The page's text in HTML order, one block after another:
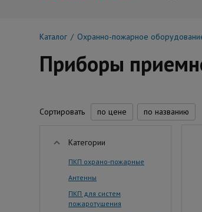
Каталог Охранно-пожарное
Приборы
Сортировать по цене по названию
Категории
ПКП охрано-пожарные
Антенны
ПКП для систем
пожаротушения